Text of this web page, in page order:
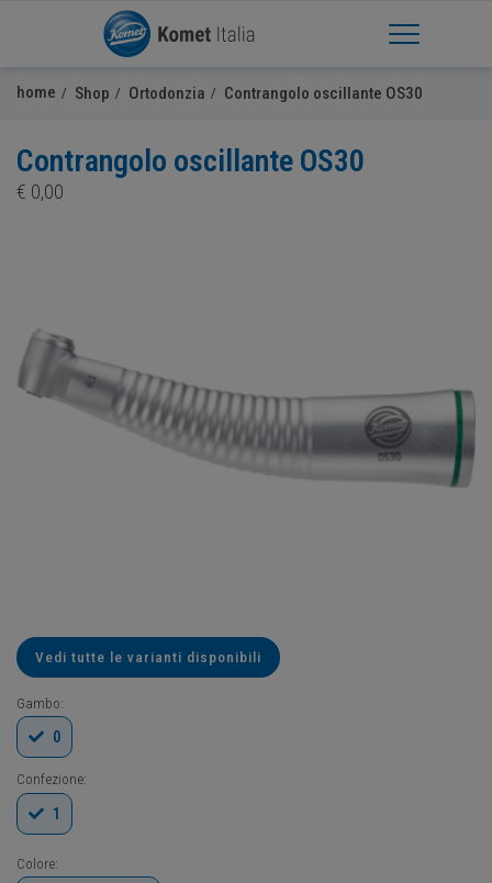
Apri Menu
home Shop Ortodonzia Contrangolo oscillante OS30
Contrangolo oscillante OS30
€ 0,00
Vedi tutte le varianti disponibili
Gambo:
0
Confezione:
1
Colore: